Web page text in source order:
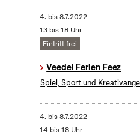
4. bis8.7.2022
13 bis 18 Uhr
Eintritt frei
Veedel Ferien Feez
Spiel, Sport und
4. bis8.7.2022
14 bis 18 Uhr